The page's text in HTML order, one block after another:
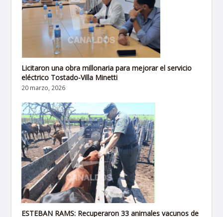
Licitaron una obra millonaria para mejorar el servicio
eléctrico Tostado-Villa Minetti
20 marzo, 2026
ESTEBAN RAMS: Recuperaron 33 animales vacunos de